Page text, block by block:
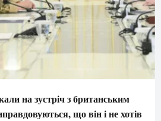
на зустріч з британським
що він і не хотів